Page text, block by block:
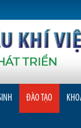
ĐÀO TẠO